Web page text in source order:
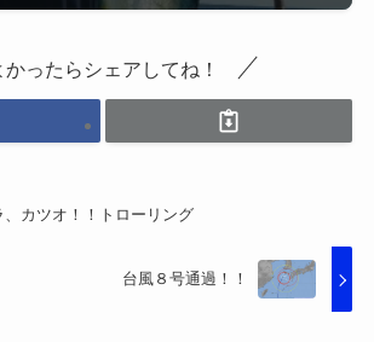
かったらシェアしてね！
、カツオ！！トローリング
台風８号通過！！